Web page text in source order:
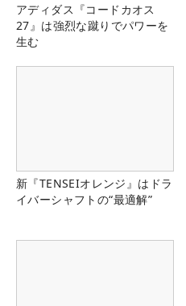
アディダス『コードカオス
27』は強烈な蹴りでパワーを
生む
新『TENSEIオレンジ』はドラ
イバーシャフトの“最適解”